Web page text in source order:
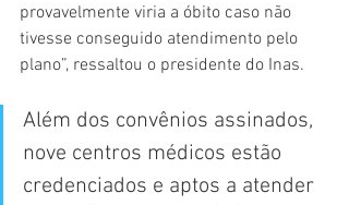
provavelmente viria a óbito caso não
tivesse conseguido atendimento pelo
plano”, ressaltou o presidente do Inas.
Além dos convênios assinados,
nove centros médicos estão
credenciados e aptos a atender